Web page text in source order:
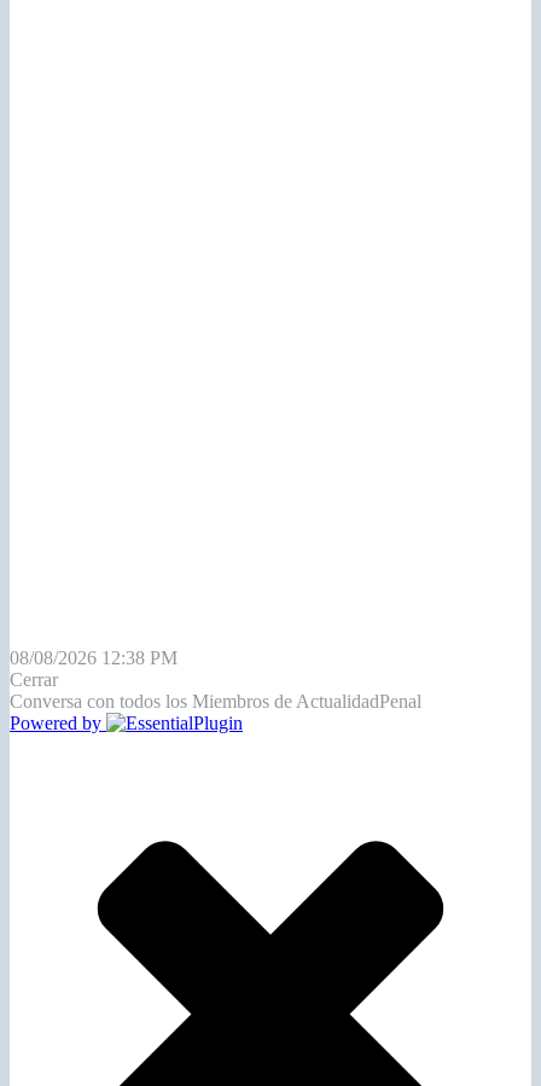
08/08/2026 12:38 PM
Cerrar
Conversa con todos los Miembros de ActualidadPenal
Powered by